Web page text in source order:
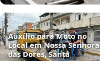
Auxílio para Moto no
Local em Nossa Senhora
das Dores, Santa